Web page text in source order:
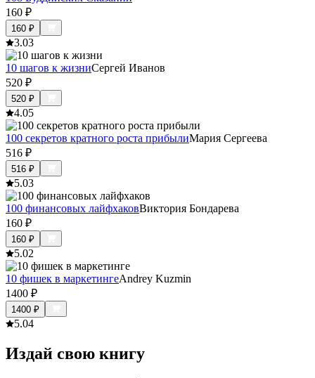
160 ₽
160 ₽
3.03
10 шагов к жизниСергей Иванов
520 ₽
520 ₽
4.05
100 секретов кратного роста прибылиМария Сергеева
516 ₽
516 ₽
5.03
100 финансовых лайфхаковВиктория Бондарева
160 ₽
160 ₽
5.02
10 фишек в маркетингеAndrey Kuzmin
1400 ₽
1400 ₽
5.04
Издай свою книгу